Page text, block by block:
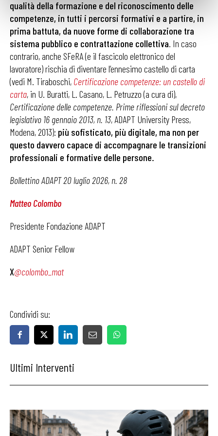
qualità della formazione e del riconoscimento delle
competenze, in tutti i percorsi formativi e a partire, in
prima battuta, da nuove forme di collaborazione tra
sistema pubblico e contrattazione collettiva. In caso
contrario, anche SFeRA (e il fascicolo elettronico del
lavoratore) rischia di diventare l’ennesimo castello di carta
(vedi M. Tiraboschi, Certificazione competenze: un castello di
carta, in U. Buratti, L. Casano, L. Petruzzo (a cura di),
Certificazione delle competenze. Prime riflessioni sul decreto
legislativo 16 gennaio 2013, n. 13, ADAPT University Press,
Modena, 2013): più sofisticato, più digitale, ma non per
questo davvero capace di accompagnare le transizioni
professionali e formative delle persone.
Bollettino ADAPT 20 luglio 2026, n. 28
Matteo Colombo
Presidente Fondazione ADAPT
ADAPT Senior Fellow
X@colombo_mat
Condividi su:
Ultimi Interventi